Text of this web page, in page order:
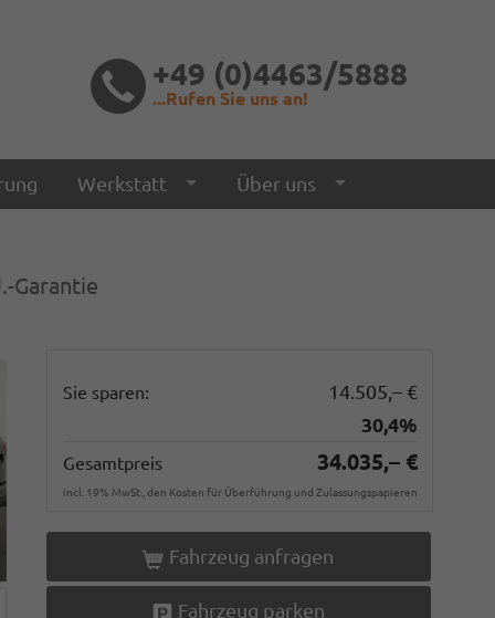
+49 (0)4463/5888
...Rufen Sie uns an!
Werkstatt Über uns
Garantie
Sie sparen:
14.505,– €
30,4%
Gesamtpreis 34.035,– €
incl. 19% MwSt., den Kosten für Überführung und Zulassungspapieren
Fahrzeug anfragen
Fahrzeug parken